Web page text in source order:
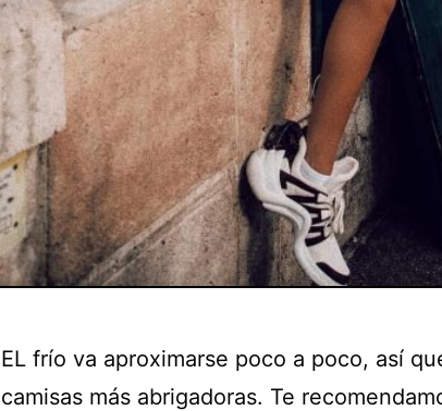
EL frío va aproximarse poco a poco, así
camisas más abrigadoras. Te